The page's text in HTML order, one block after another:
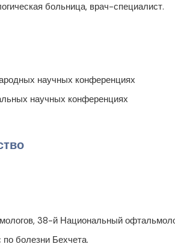
больница, врач-специалист.
научных конференциях
научных конференциях
38-й Национальный
болезни Бехчета.